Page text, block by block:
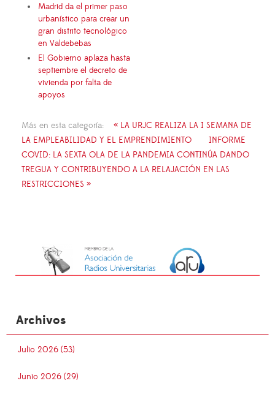
Madrid da el primer paso
urbanístico para crear un
gran distrito tecnológico
en Valdebebas
El Gobierno aplaza hasta
septiembre el decreto de
vivienda por falta de
apoyos
Más en esta categoría:
« LA URJC REALIZA LA I SEMANA DE
LA EMPLEABILIDAD Y EL EMPRENDIMIENTO
INFORME
COVID: LA SEXTA OLA DE LA PANDEMIA CONTINÚA DANDO
TREGUA Y CONTRIBUYENDO A LA RELAJACIÓN EN LAS
RESTRICCIONES »
Archivos
Julio 2026 (53)
Junio 2026 (29)